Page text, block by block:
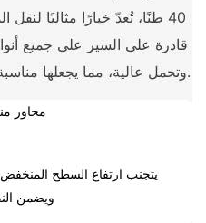
40 طنًا، تُعدّ خيارًا مثاليًا
قادرة على السير على جميع
وتحمل عالية، مما يجعلها مناسبة للاستخدام في مجالات متعددة.
يتجنب ارتفاع السطح المنخفض
ويضمن